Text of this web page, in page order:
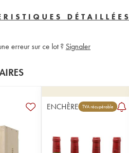
DÉTAILLÉES
erreur sur ce lot ? Signaler
ENCHÈRE TVA récupérable